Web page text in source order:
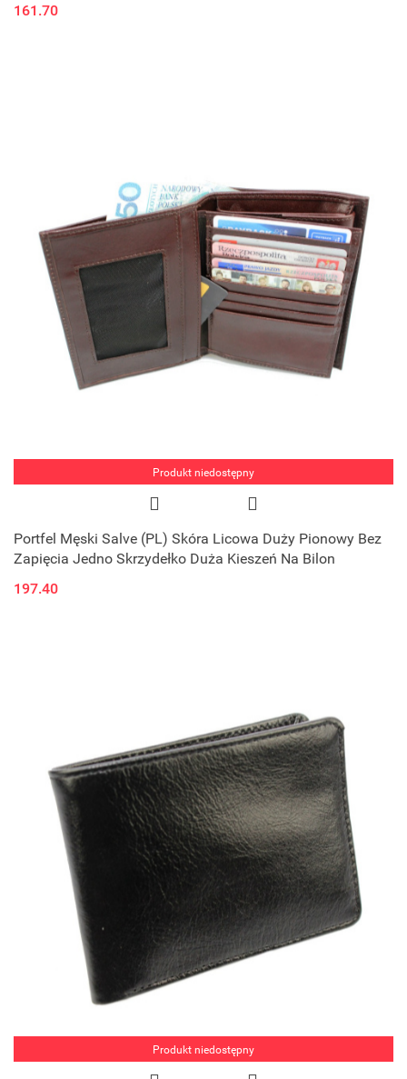
161.70
Produkt niedostępny
Portfel Męski Salve (PL) Skóra Licowa Duży Pionowy Bez
Zapięcia Jedno Skrzydełko Duża Kieszeń Na Bilon
197.40
Produkt niedostępny